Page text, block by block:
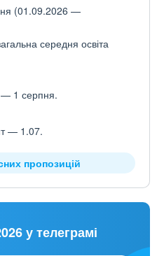
(01.09.2026 —
середня освіта
1 серпня.
— 1.07.
пропозицій
у телеграмі